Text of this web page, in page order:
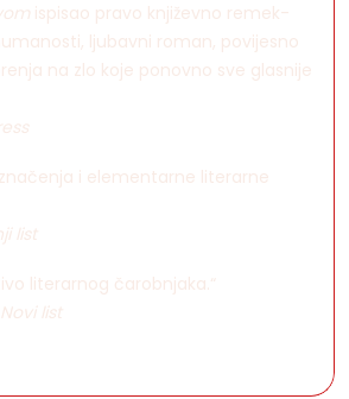
ispisao pravo književno remek-
ljubavni roman, povijesno
na zlo koje ponovno sve glasnije
i elementarne literarne
list
literarnog čarobnjaka.“
Novi list